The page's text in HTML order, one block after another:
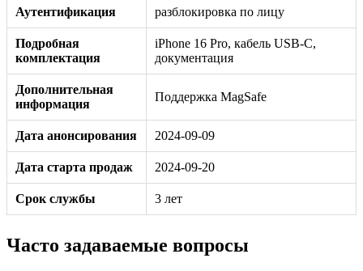
Аутентификация разблокировка по лицу
Подробная
комплектация
iPhone 16 Pro, кабель USB‑C,
документация
Дополнительная
информация
Поддержка MagSafe
Дата анонсирования 2024-09-09
Дата старта продаж 2024-09-20
Срок службы 3 лет
Часто задаваемые вопросы